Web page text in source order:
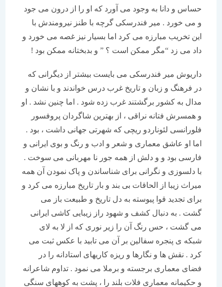
حساس و دانا به وجود می آورد که او را از درون می جود
و می خورد . میر فندرسکی گرچه با طنز نیرومندش با
این تخریب مبارزه می کرد اما بسیار نیز غصه می خورد و
داد می زد “مگر ممکن است ؟ ” و بدبختانه ممکن بود !
داریوش میر فندرسکی می بایست بیشتر از دیگرانی که
در فرهنگ و زبان و تاریخ غرب درس خواندند و با نشان و
مدال به کشور برگشتند غرب زده شود . اما چنین نشد . او
و همسرش فتانه نراقی ، از بهترین شاگردان پروفسور
فلورانسی لئوناردو ریچی که شهرتی جهانی داشت ، بود .
اما او عاشق معماری و شعر و ادب و رنگ و بوی ایرانی و
فارسی بود و و دلش از همه جور نا مهربانی می سوخت .
با دلسوزی و نگرانی برای شناساندن و پاک نمودن آن همه
میراث زیبا از الحاقات بی بند و بار تاریخ مبارزه می کرد و
برای تجدید قوا پیوسته به دل تاریخ و طبیعت باز می
گشت . به دنبال کشف و شهود راز زیبایی کاشی ایرانی
می گشت ، حس رنگ آن را زیر نوری که از لا به لای
شبکه ی پنجره سفالین بر آن می تابید با عکس ثبت می
کرد . نقش ها و نگارها و ریزه کاریهای استادانه را در
فضای معماری برجسته و برملا می نمود . تداوم شاعرانه
و حکیمانه معماری فلات بلند را ، پشت به کوههای سنگی